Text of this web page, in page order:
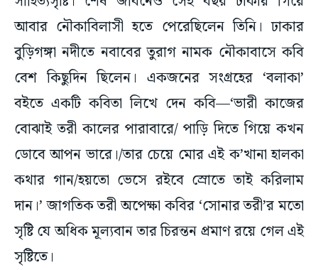
আবার নৌকাবিলাসী হতে পেরেছিলেন তিনি। ঢাকার
বুড়িগঙ্গা নদীতে নবাবের তুরাগ নামক নৌকাবাসে কবি
বেশ কিছুদিন ছিলেন। একজনের সংগ্রহের ‘বলাকা’
বইতে একটি কবিতা লিখে দেন কবি—‘ভারী কাজের
বোঝাই তরী কালের পারাবারে/ পাড়ি দিতে গিয়ে কখন
ডোবে আপন ভারে।/তার চেয়ে মোর এই ক’খানা হালকা
কথার গান/হয়তো ভেসে রইবে স্রোতে তাই করিলাম
দান।’ জাগতিক তরী অপেক্ষা কবির ‘সোনার তরী’র মতো
সৃষ্টি যে অধিক মূল্যবান তার চিরন্তন প্রমাণ রয়ে গেল এই
সৃষ্টিতে।